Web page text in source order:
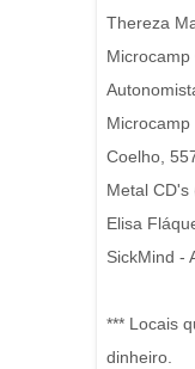
Thereza
Microcamp
Coelho,
Metal CD's
Elisa
SickMind -
*** Locais
dinheiro.